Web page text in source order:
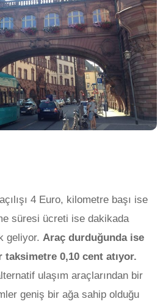
4 Euro, kilometre başı ise
süresi ücreti ise dakikada
geliyor. Araç durduğunda ise
taksimetre 0,10 cent atıyor.
ulaşım araçlarından bir
geniş bir ağa sahip olduğu